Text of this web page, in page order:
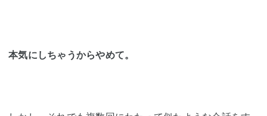
本気にしちゃうからやめて。